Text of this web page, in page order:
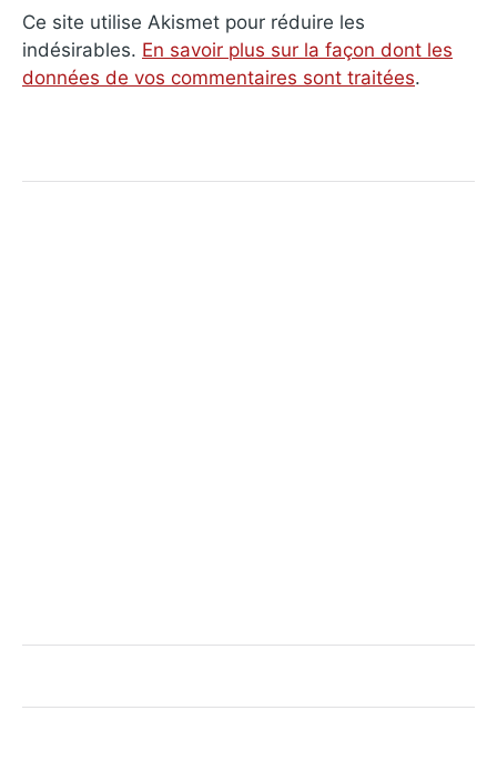
Ce site utilise Akismet pour réduire les
indésirables. En savoir plus sur la façon dont les
données de vos commentaires sont traitées.